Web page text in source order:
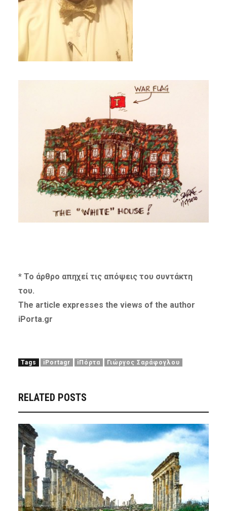
* Το άρθρο απηχεί τις απόψεις του συντάκτη
του.
The article expresses the views of the author
iPorta.gr
Tags iPortagr iΠόρτα Γιώργος Σαράφογλου
RELATED POSTS